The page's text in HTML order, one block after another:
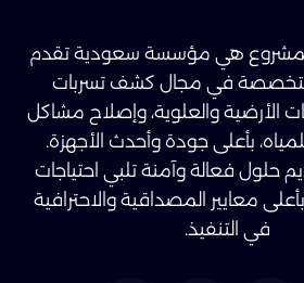
هي مؤسسة سعودية تقدم
متخصصة في مجال كشف تسربات
الأرضية والعلوية، وإصلاح مشاكل
للمياه، بأعلى جودة وأحدث الأجهزة.
حلول فعالة وآمنة تلبي احتياجات
معايير المصداقية والاحترافية
في التنفيذ.